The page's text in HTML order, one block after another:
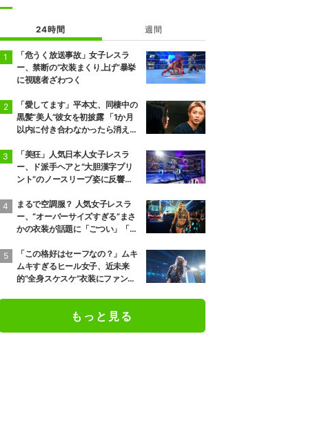
24時間 週間
「危うく放送事故」女子レスラ
ー、禁断の“衣装まくり上げ”暴挙
に視聴者ざわつく
「愛してます」平本丈、同棲中の
黒髪“美人”彼女を初披露 「1か月
以内に付き合わなかったら消え
「美狂」人気日本人女子レスラ
ー、ド派手ヘアと“大胆漢字プリ
ント”のノースリーブ姿に反響
まるで空調服？ 人気女子レスラ
ー、“オーバーサイズすぎる”まさ
かの衣装が話題に「ごつい」「肩
「この格好はセーフなの？」ムキ
ムキすぎるヒール女子、近未来
的“全身スケスケ”衣装にファンツ
もっと見る